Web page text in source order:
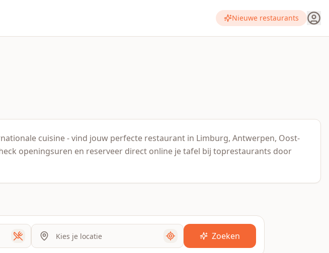
Nieuwe restaurants
cuisine - vind jouw perfecte restaurant in Limburg, Antwerpen, Oost-
openingsuren en reserveer direct online je tafel bij toprestaurants door
Zoeken